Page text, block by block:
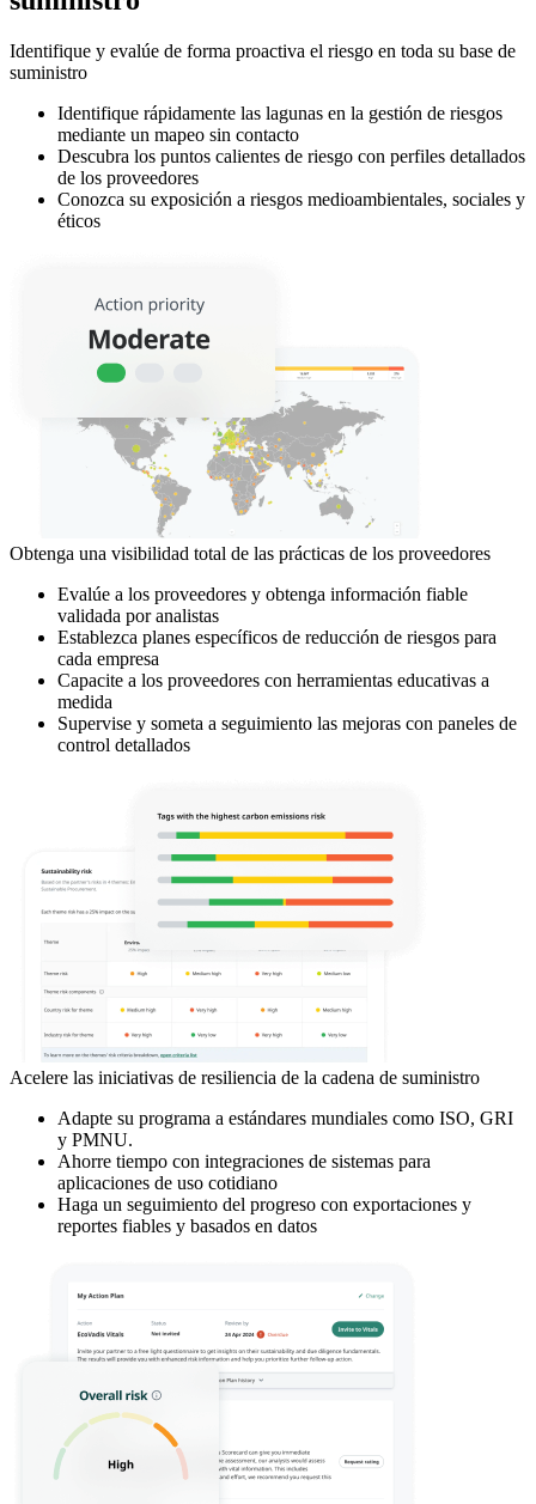
Identifique y evalúe de forma proactiva el riesgo en toda su base de
suministro
Identifique rápidamente las lagunas en la gestión de riesgos
mediante un mapeo sin contacto
Descubra los puntos calientes de riesgo con perfiles detallados
de los proveedores
Conozca su exposición a riesgos medioambientales, sociales y
éticos
Obtenga una visibilidad total de las prácticas de los proveedores
Evalúe a los proveedores y obtenga información fiable
validada por analistas
Establezca planes específicos de reducción de riesgos para
cada empresa
Capacite a los proveedores con herramientas educativas a
medida
Supervise y someta a seguimiento las mejoras con paneles de
control detallados
Acelere las iniciativas de resiliencia de la cadena de suministro
Adapte su programa a estándares mundiales como ISO, GRI
y PMNU.
Ahorre tiempo con integraciones de sistemas para
aplicaciones de uso cotidiano
Haga un seguimiento del progreso con exportaciones y
reportes fiables y basados en datos